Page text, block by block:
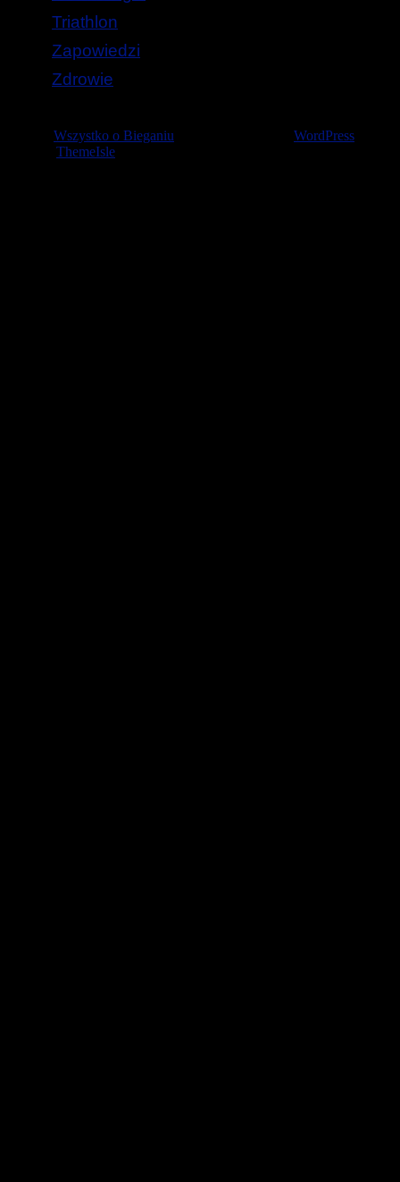
Triathlon
Zapowiedzi
Zdrowie
Wszystko o Bieganiu
WordPress
ThemeIsle